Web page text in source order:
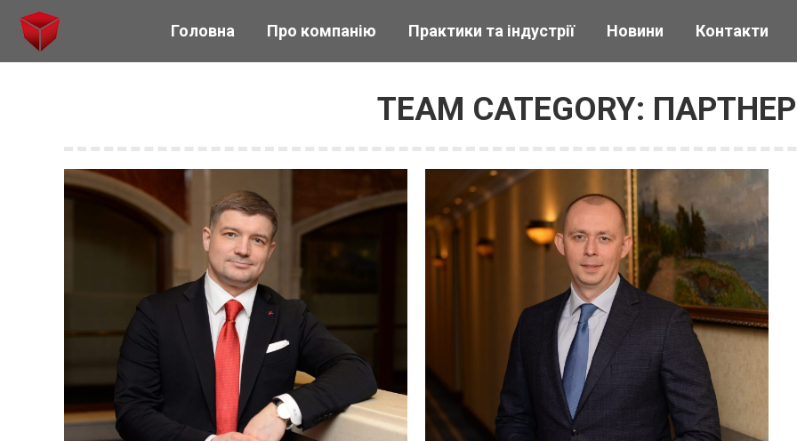
Головна Про компанію Практики та індустрії Новини Контакти
TEAM CATEGORY: